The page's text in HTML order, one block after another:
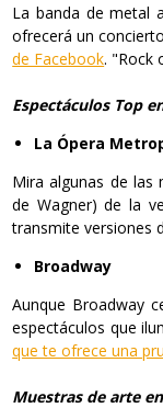
La banda de metal
ofrecerá un
de Facebook. "Rock
Espectáculos Top
La Ópera
Mira algunas de las
de Wagner) de la
transmite versiones
Broadway
Aunque Broadway
espectáculos que
que te ofrece una
Muestras de arte